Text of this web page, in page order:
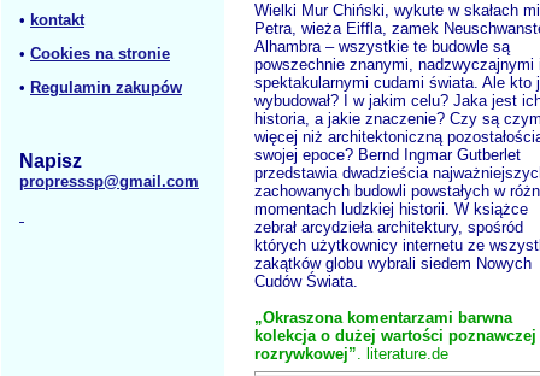
• kontakt
• Cookies na stronie
• Regulamin zakupów
Napisz
propresssp@gmail.com
Wielki Mur Chiński, wykute w skałach
Petra, wieża Eiffla, zamek
Alhambra – wszystkie te budowle są
powszechnie znanymi, nadzwyczajnymi
spektakularnymi cudami świata. Ale kto
wybudował? I w jakim celu? Jaka jest
historia, a jakie znaczenie? Czy są
więcej niż architektoniczną
swojej epoce? Bernd Ingmar Gutberlet
przedstawia dwadzieścia
zachowanych budowli powstałych w
momentach ludzkiej historii. W książce
zebrał arcydzieła architektury, spośród
których użytkownicy internetu ze
zakątków globu wybrali siedem Nowych
Cudów Świata.
„Okraszona komentarzami barwna
kolekcja o dużej wartości
rozrywkowej”. literature.de